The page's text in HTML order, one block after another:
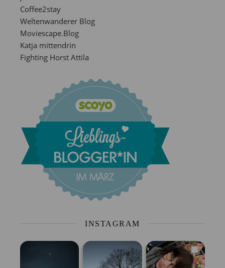
Coffee2stay
Weltenwanderer Blog
Moviescape.Blog
Katja mittendrin
Fighting Horst Attila
INSTAGRAM